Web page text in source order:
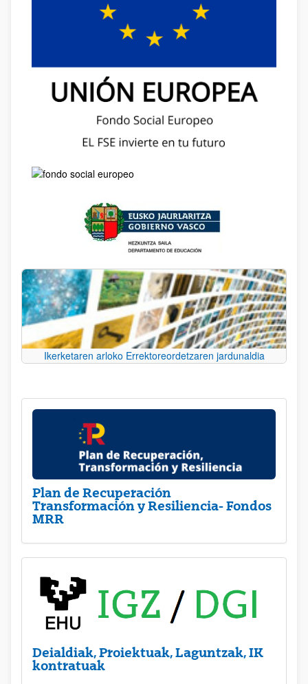
Ikerketaren arloko Errektoreordetzaren jardunaldia
Plan de Recuperación
Transformación y Resiliencia- Fondos
MRR
Deialdiak, Proiektuak, Laguntzak, IK
kontratuak